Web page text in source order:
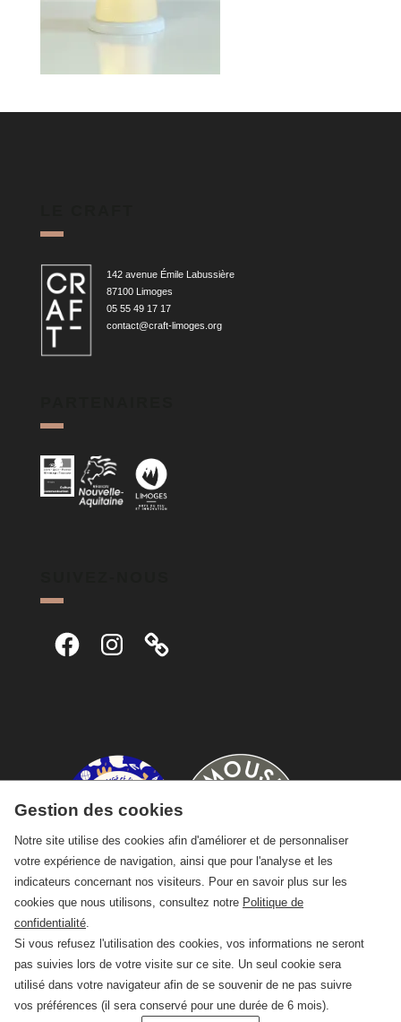
142 avenue Émile Labussière
87100 Limoges
05 55 49 17 17
contact@craft-limoges.org
FacebookInstagram
Gestion des cookies
Notre site utilise des cookies afin d'améliorer et de personnaliser
votre expérience de navigation, ainsi que pour l'analyse et les
indicateurs concernant nos visiteurs. Pour en savoir plus sur les
cookies que nous utilisons, consultez notre Politique de
confidentialité
Si vous refusez l'utilisation des cookies, vos informations ne seront
pas suivies lors de votre visite sur ce site. Un seul cookie sera
utilisé dans votre navigateur afin de se souvenir de ne pas suivre
vos préférences (il sera conservé pour une durée de 6 mois).